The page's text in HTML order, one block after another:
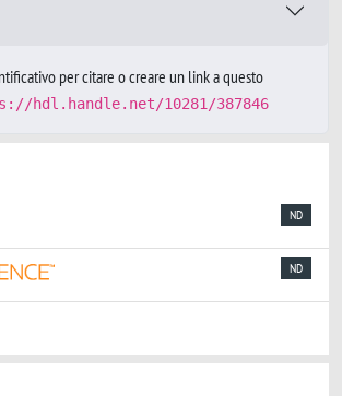
per citare o creare un link a questo
hdl.handle.net/10281/387846
ND
ND